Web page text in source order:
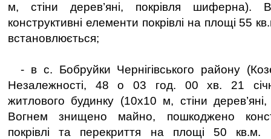
м, стіни дерев’яні, покрівля шиферна).
конструктивні елементи покрівлі на площі 55
встановлюється;
- в с. Бобруйки Чернігівського району
Незалежності, 48 о 03 год. 00 хв. 21
житлового будинку (10х10 м, стіни
Вогнем знищено майно, пошкоджено
покрівлі та перекриття на площі 50 кв.м.